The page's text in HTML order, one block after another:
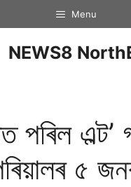
Menu
NEWS8
পৰিল এল্ট’
৫